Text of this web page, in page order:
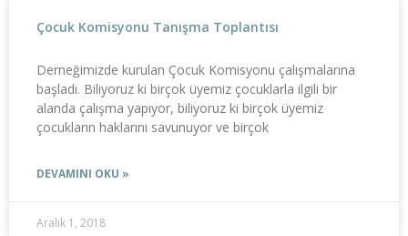
Çocuk Komisyonu Tanışma Toplantısı
Derneğimizde kurulan Çocuk Komisyonu çalışmalarına
başladı. Biliyoruz ki birçok üyemiz çocuklarla ilgili bir
alanda çalışma yapıyor, biliyoruz ki birçok üyemiz
çocukların haklarını savunuyor ve birçok
DEVAMINI OKU »
Aralık 1, 2018